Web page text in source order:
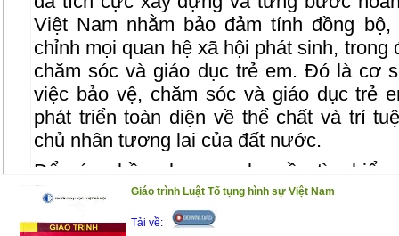
Việt Nam nhằm bảo đảm tính đồng
chỉnh mọi quan hệ xã hội phát sinh, trong
chăm sóc và giáo dục trẻ em. Đó là cơ
việc bảo vệ, chăm sóc và giáo dục trẻ
phát triển toàn diện về thể chất và trí
chủ nhân tương lai của đất nước.
Để góp phần phục vụ nhu cầu tìm hiểu
mới nhất về quyền lợi của trẻ em, cuốn
chính như sau :
Giáo trình Luật Tố tụng hình sự Việt Nam
Tải về: